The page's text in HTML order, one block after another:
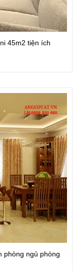
45m2 tiện ích
phòng ngủ phòng